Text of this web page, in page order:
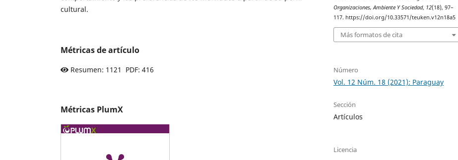
cultural.
Métricas de artículo
Resumen: 1121 PDF: 416
Métricas PlumX
Organizaciones, Ambiente Y Sociedad, 12(18), 97–
117. https://doi.org/10.33571/teuken.v12n18a5
Más formatos de cita
Número
Vol. 12 Núm. 18 (2021): Paraguay
Sección
Artículos
Licencia